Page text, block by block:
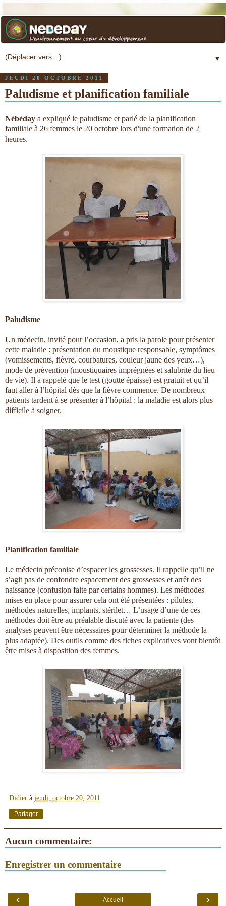
▼
JEUDI 20 OCTOBRE 2011
Paludisme et planification familiale
Nébéday a expliqué le paludisme et parlé de la planification
familiale à 26 femmes le 20 octobre lors d'une formation de 2
heures.
Paludisme
Un médecin, invité pour l’occasion, a pris la parole pour présenter
cette maladie : présentation du moustique responsable, symptômes
(vomissements, fièvre, courbatures, couleur jaune des yeux…),
mode de prévention (moustiquaires imprégnées et salubrité du lieu
de vie). Il a rappelé que le test (goutte épaisse) est gratuit et qu’il
faut aller à l’hôpital dès que la fièvre commence. De nombreux
patients tardent à se présenter à l’hôpital : la maladie est alors plus
difficile à soigner.
Planification familiale
Le médecin préconise d’espacer les grossesses. Il rappelle qu’il ne
s’agit pas de confondre espacement des grossesses et arrêt des
naissance (confusion faite par certains hommes). Les méthodes
mises en place pour assurer cela ont été présentées : pilules,
méthodes naturelles, implants, stérilet… L’usage d’une de ces
méthodes doit être au préalable discuté avec la patiente (des
analyses peuvent être nécessaires pour déterminer la méthode la
plus adaptée). Des outils comme des fiches explicatives vont bientôt
être mises à disposition des femmes.
Didier à jeudi, octobre 20, 2011
Partager
Aucun commentaire:
Enregistrer un commentaire
‹ ›
Accueil